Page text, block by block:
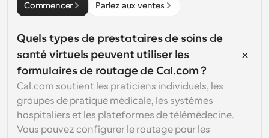
Commencer Parlez aux ventes
Quels types de prestataires de soins de
santé virtuels peuvent utiliser les
formulaires de routage de Cal.com ?
Cal.com soutient les praticiens individuels, les
groupes de pratique médicale, les systèmes
hospitaliers et les plateformes de télémédecine.
Vous pouvez configurer le routage pour les